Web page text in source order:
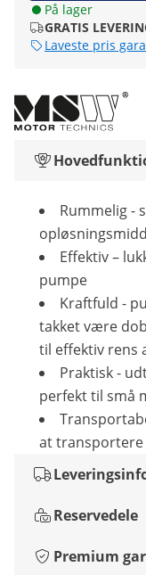
På lager
GRATIS
Laveste pris
Rummelig -
Effektiv –
pumpe
Kraftfuld -
takket være
til effektiv rens
Praktisk -
perfekt til små
at transportere
Reservedele
Premium